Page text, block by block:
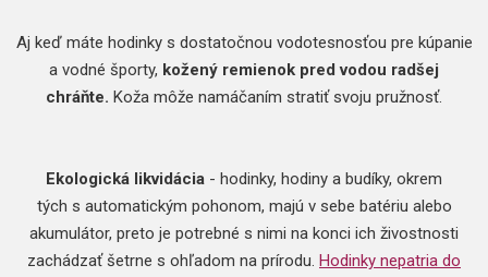
Aj keď máte hodinky s dostatočnou vodotesnosťou pre kúpanie
a vodné športy, kožený remienok pred vodou radšej
chráňte. Koža môže namáčaním stratiť svoju pružnosť.
Ekologická likvidácia - hodinky, hodiny a budíky, okrem
tých s automatickým pohonom, majú v sebe batériu alebo
akumulátor, preto je potrebné s nimi na konci ich živostnosti
zachádzať šetrne s ohľadom na prírodu. Hodinky nepatria do